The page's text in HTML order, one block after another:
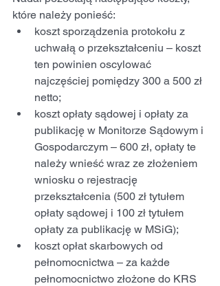
które należy ponieść:
koszt sporządzenia protokołu z
uchwałą o przekształceniu – koszt
ten powinien oscylować
najczęściej pomiędzy 300 a 500 zł
netto;
koszt opłaty sądowej i opłaty za
publikację w Monitorze Sądowym i
Gospodarczym – 600 zł, opłaty te
należy wnieść wraz ze złożeniem
wniosku o rejestrację
przekształcenia (500 zł tytułem
opłaty sądowej i 100 zł tytułem
opłaty za publikację w MSiG);
koszt opłat skarbowych od
pełnomocnictwa – za każde
pełnomocnictwo złożone do KRS